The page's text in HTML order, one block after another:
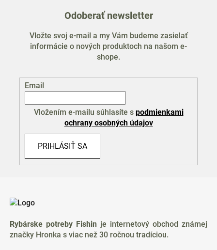
Odoberať newsletter
Vložte svoj e-mail a my Vám budeme zasielať
informácie o nových produktoch na našom e-
shope.
Email
Vložením e-mailu súhlasíte s podmienkami
ochrany osobných údajov
PRIHLÁSIŤ SA
Rybárske potreby Fishin je internetový obchod známej
značky Hronka s viac než 30 ročnou tradíciou.